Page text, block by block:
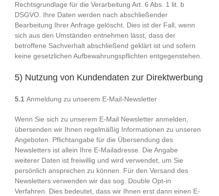
Rechtsgrundlage für die Verarbeitung Art. 6 Abs. 1 lit. b
DSGVO. Ihre Daten werden nach abschließender
Bearbeitung Ihrer Anfrage gelöscht. Dies ist der Fall, wenn
sich aus den Umständen entnehmen lässt, dass der
betroffene Sachverhalt abschließend geklärt ist und sofern
keine gesetzlichen Aufbewahrungspflichten entgegenstehen.
5) Nutzung von Kundendaten zur Direktwerbung
5.1 Anmeldung zu unserem E-Mail-Newsletter
Wenn Sie sich zu unserem E-Mail Newsletter anmelden,
übersenden wir Ihnen regelmäßig Informationen zu unseren
Angeboten. Pflichtangabe für die Übersendung des
Newsletters ist allein Ihre E-Mailadresse. Die Angabe
weiterer Daten ist freiwillig und wird verwendet, um Sie
persönlich ansprechen zu können. Für den Versand des
Newsletters verwenden wir das sog. Double Opt-in
Verfahren. Dies bedeutet, dass wir Ihnen erst dann einen E-